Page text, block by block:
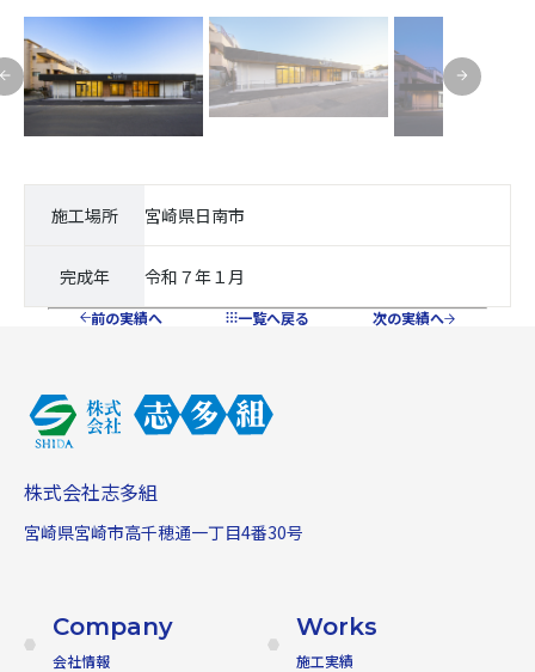
施工場所 宮崎県日南市
完成年 令和７年１月
前の実績へ 一覧へ戻る 次の実績へ
株式会社志多組
宮崎県宮崎市高千穂通一丁目4番30号
Company
会社情報
Works
施工実績